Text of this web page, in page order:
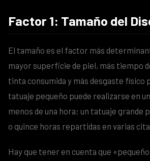
Factor 1: Tamaño del
El tamaño es el factor más
mayor superficie de piel, más tiempo
tinta consumida y más desgaste físico
tatuaje pequeño puede realizarse en
menos de una hora; un tatuaje grande
o quince horas repartidas en varias
Hay que tener en cuenta que